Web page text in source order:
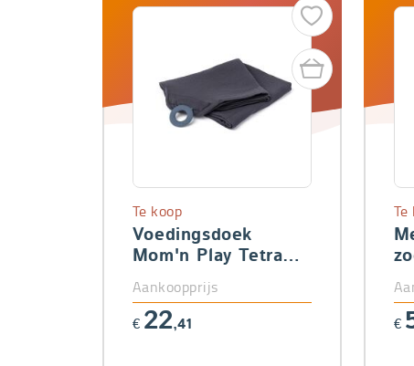
Voedingsdoek
Mom'n Play Tetra
Te koop
Aankoopprijs
€ 22,41
Te
€